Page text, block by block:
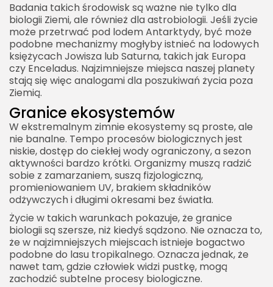
Badania takich środowisk są ważne nie tylko dla
biologii Ziemi, ale również dla astrobiologii. Jeśli życie
może przetrwać pod lodem Antarktydy, być może
podobne mechanizmy mogłyby istnieć na lodowych
księżycach Jowisza lub Saturna, takich jak Europa
czy Enceladus. Najzimniejsze miejsca naszej planety
stają się więc analogami dla poszukiwań życia poza
Ziemią.
Granice ekosystemów
W ekstremalnym zimnie ekosystemy są proste, ale
nie banalne. Tempo procesów biologicznych jest
niskie, dostęp do ciekłej wody ograniczony, a sezon
aktywności bardzo krótki. Organizmy muszą radzić
sobie z zamarzaniem, suszą fizjologiczną,
promieniowaniem UV, brakiem składników
odżywczych i długimi okresami bez światła.
Życie w takich warunkach pokazuje, że granice
biologii są szersze, niż kiedyś sądzono. Nie oznacza to,
że w najzimniejszych miejscach istnieje bogactwo
podobne do lasu tropikalnego. Oznacza jednak, że
nawet tam, gdzie człowiek widzi pustkę, mogą
zachodzić subtelne procesy biologiczne.